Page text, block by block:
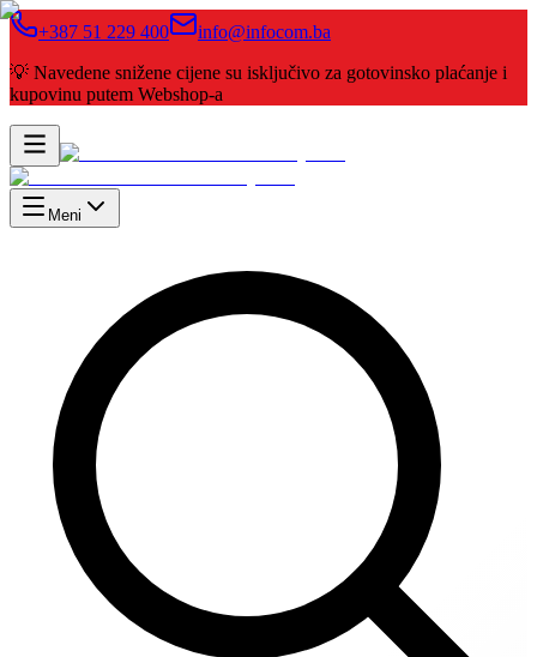
+387 51 229 400
info@infocom.ba
💡 Navedene snižene cijene su isključivo za gotovinsko plaćanje i
kupovinu putem Webshop-a
Meni